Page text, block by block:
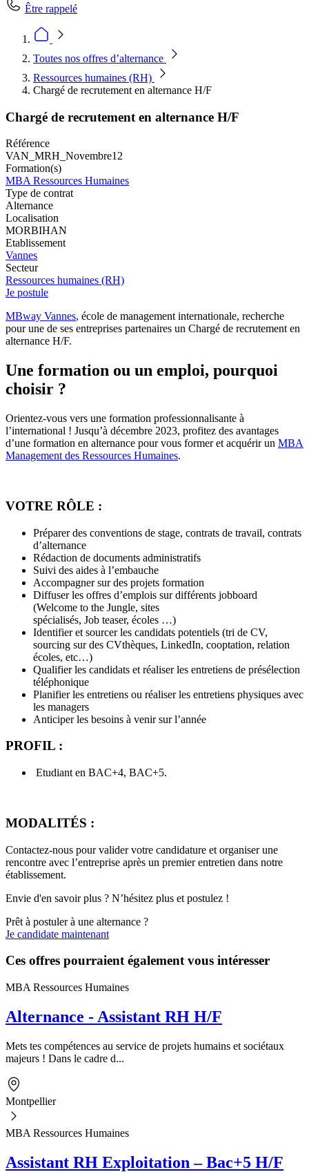
Être rappelé
Toutes nos offres d’alternance
Ressources humaines (RH)
Chargé de recrutement​ en alternance H/F
Chargé de recrutement​ en alternance H/F
Référence
VAN_MRH_Novembre12
Formation(s)
MBA Ressources Humaines
Type de contrat
Alternance
Localisation
MORBIHAN
Etablissement
Vannes
Secteur
Ressources humaines (RH)
Je postule
MBway Vannes, école de management internationale, recherche
pour une de ses entreprises partenaires un Chargé de recrutement​ en
alternance H/F.
Une formation ou un emploi, pourquoi
choisir ?
Orientez-vous vers une formation professionnalisante à
l’international ! Jusqu’à décembre 2023, profitez des avantages
d’une formation en alternance pour vous former et acquérir un ​ MBA
Management des Ressources Humaines​.
VOTRE RÔLE :
Préparer des conventions de stage, contrats de travail, contrats
d’alternance
Rédaction de documents administratifs
Suivi des aides à l’embauche
Accompagner sur des projets formation
Diffuser les offres d’emplois sur différents jobboard
(Welcome to the Jungle, sites
spécialisés, Job teaser, écoles …)
Identifier et sourcer les candidats potentiels (tri de CV,
sourcing sur des CVthèques, LinkedIn, cooptation, relation
écoles, etc…)
Qualifier les candidats et réaliser les entretiens de présélection
téléphonique
Planifier les entretiens ou réaliser les entretiens physiques avec
les managers
Anticiper les besoins à venir sur l’année
PROFIL :
Etudiant en BAC+4, BAC+5.
MODALITÉS :
Contactez-nous pour valider votre candidature et organiser une
rencontre avec l’entreprise après un premier entretien dans notre
établissement.
Envie d'en savoir plus ? N’hésitez plus et postulez !
Prêt à postuler à une alternance ?
Je candidate maintenant
Ces offres pourraient également vous intéresser
MBA Ressources Humaines
Alternance - Assistant RH H/F
Mets tes compétences au service de projets humains et sociétaux
majeurs ! Dans le cadre d...
Montpellier
MBA Ressources Humaines
Assistant RH Exploitation – Bac+5 H/F